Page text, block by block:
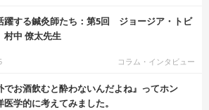
躍する鍼灸師たち：第5回 ジョージア・トビ
中 僚太先生
コラム・インタビュー
でお酒飲むと酔わないんだよね』ってホン
医学的に考えてみました。